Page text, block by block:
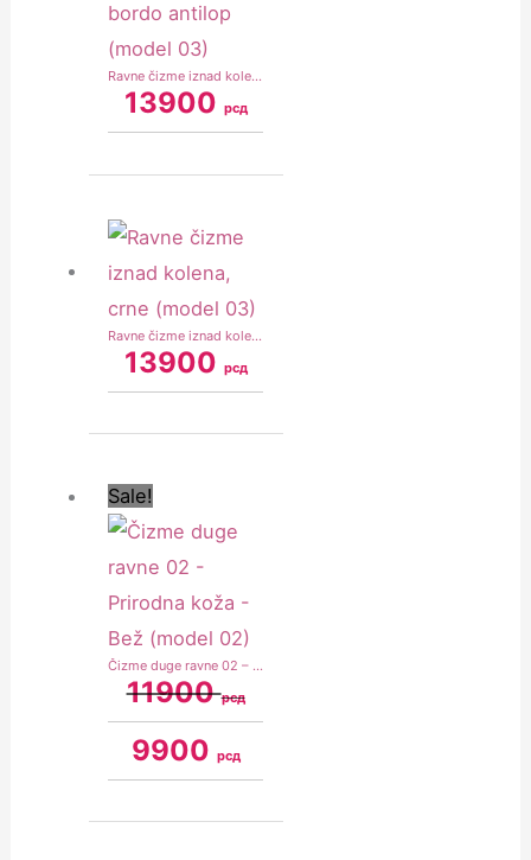
Ravne čizme iznad kolena, bordo antilop (model 03)
13900 рсд
Ravne čizme iznad kolena, crne (model 03)
13900 рсд
Sale!
Čizme duge ravne 02 – Prirodna koža – Bež (model 02)
11900рсд
was:
11900 рсд.
9900 рсд
is:
9900 рсд.